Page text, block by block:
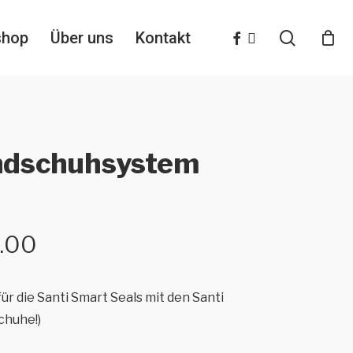
Über uns Kontakt facebook
instagramsearch
bis
CHF 162.00
die Santi Smart Seals mit den Santi